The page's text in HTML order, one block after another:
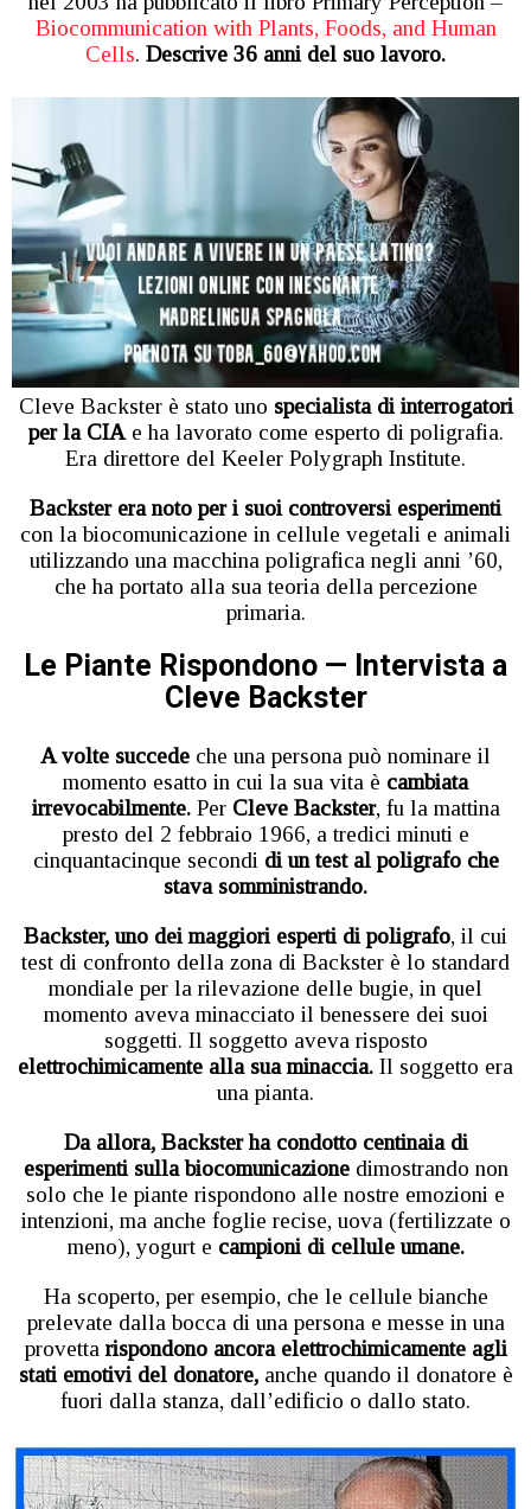
Biocommunication with Plants, Foods, and Human
Cells. Descrive 36 anni del suo lavoro.
Cleve Backster è stato uno specialista di interrogatori
per la CIAe ha lavorato come esperto di poligrafia.
Era direttore del Keeler Polygraph Institute.
Backster era noto per i suoi controversi esperimenti
con la biocomunicazione in cellule vegetali e animali
utilizzando una macchina poligrafica negli anni ’60,
che ha portato alla sua teoria della percezione
primaria.
Le Piante Rispondono — Intervista a
Cleve Backster
A volte succede che una persona può nominare il
momento esatto in cui la sua vita è cambiata
irrevocabilmente.Per Cleve Backster, fu la mattina
presto del 2 febbraio 1966, a tredici minuti e
cinquantacinque secondi di un test al poligrafo che
stava somministrando.
Backster, uno dei maggiori esperti di poligrafo, il cui
test di confronto della zona di Backster è lo standard
mondiale per la rilevazione delle bugie, in quel
momento aveva minacciato il benessere dei suoi
soggetti. Il soggetto aveva risposto
elettrochimicamente alla sua minaccia. Il soggetto era
una pianta.
Da allora, Backster ha condotto centinaia di
esperimenti sulla biocomunicazionedimostrando non
solo che le piante rispondono alle nostre emozioni e
intenzioni, ma anche foglie recise, uova (fertilizzate o
meno), yogurt e campioni di cellule umane.
Ha scoperto, per esempio, che le cellule bianche
prelevate dalla bocca di una persona e messe in una
provetta rispondono ancora elettrochimicamente agli
stati emotivi del donatore,anche quando il donatore è
fuori dalla stanza, dall’edificio o dallo stato.